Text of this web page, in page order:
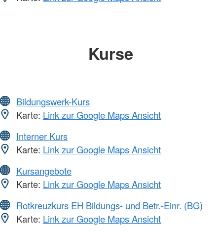
Kurse
Bildungswerk-Kurs
Karte: Link zur Google Maps Ansicht
Interner Kurs
Karte: Link zur Google Maps Ansicht
Kursangebote
Karte: Link zur Google Maps Ansicht
Rotkreuzkurs EH Bildungs- und Betr.-Einr. (BG)
Karte: Link zur Google Maps Ansicht